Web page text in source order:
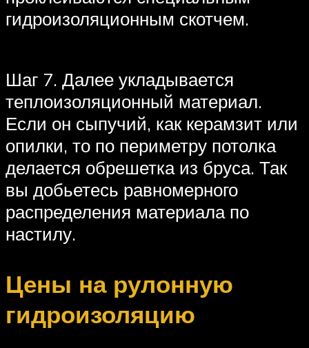
гидроизоляционным скотчем.
Шаг 7. Далее укладывается
теплоизоляционный материал.
Если он сыпучий, как керамзит или
опилки, то по периметру потолка
делается обрешетка из бруса. Так
вы добьетесь равномерного
распределения материала по
настилу.
Цены на рулонную
гидроизоляцию